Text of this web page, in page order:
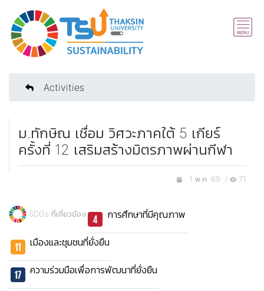
Activities
ม.ทักษิณ เชื่อม วิศวะภาคใต้ 5 เกียร์
ครั้งที่ 12 เสริมสร้างมิตรภาพผ่านกีฬา
1 พ.ค. 69 / 71
SDGs ที่เกี่ยวข้อง การศึกษาที่มีคุณภาพ
เมืองและชุมชนที่ยั่งยืน
ความร่วมมือเพื่อการพัฒนาที่ยั่งยืน